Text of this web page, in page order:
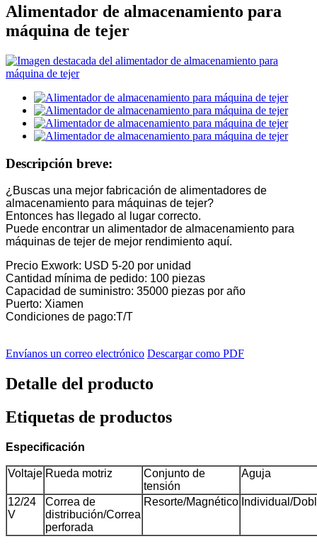
Alimentador de almacenamiento para
máquina de tejer
Descripción breve:
¿Buscas una mejor fabricación de alimentadores de
almacenamiento para máquinas de tejer?
Entonces has llegado al lugar correcto.
Puede encontrar un alimentador de almacenamiento para
máquinas de tejer de mejor rendimiento aquí.
Precio Exwork: USD 5-20 por unidad
Cantidad mínima de pedido: 100 piezas
Capacidad de suministro: 35000 piezas por año
Puerto: Xiamen
Condiciones de pago:T/T
Envíanos un correo electrónico Descargar como PDF
Detalle del producto
Etiquetas de productos
Especificación
Voltaje Rueda motriz
Conjunto de
tensión
Aguja
12/24
V
Correa de
distribución/Correa
perforada
Resorte/Magnético Individual/